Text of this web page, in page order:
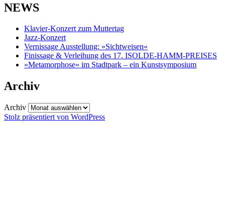
NEWS
Klavier-Konzert zum Muttertag
Jazz-Konzert
Vernissage Ausstellung: »Sichtweisen«
Finissage & Verleihung des 17. ISOLDE-HAMM-PREISES
»Metamorphose« im Stadtpark – ein Kunstsymposium
Archiv
Archiv
Stolz präsentiert von WordPress